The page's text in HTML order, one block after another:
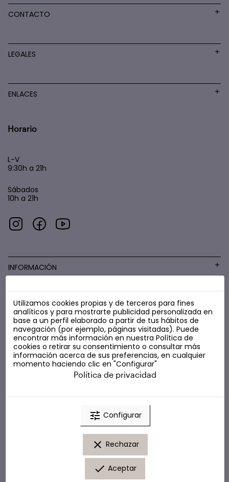
CONTACTO
LEGALES
ENLACES
Horario
L-V
9:30h a 21h
Sábados
10h a 21h
INFORMACIÓN
COSMÉTICA LOW COST
© Marta Masi. Todos los derechos reservados.
Utilizamos cookies propias y de terceros para fines
analíticos y para mostrarte publicidad personalizada en
base a un perfil elaborado a partir de tus hábitos de
navegación (por ejemplo, páginas visitadas). Puede
encontrar más información en nuestra Política de
cookies o retirar su consentimiento o consultar más
información acerca de sus preferencias, en cualquier
momento haciendo clic en "Configurar"
Política de privacidad
tune Configurar
clear Rechazar
done Aceptar